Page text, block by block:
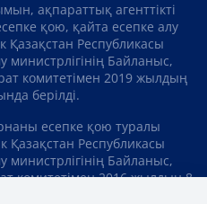
ақпараттық агенттікті
қою, қайта есепке алу
Қазақстан Республикасы
Байланыс,
комитетімен 2019 жылдың
берілді.
есепке қою туралы
Қазақстан Республикасы
Байланыс,
комитетімен 2016 жылдың 8